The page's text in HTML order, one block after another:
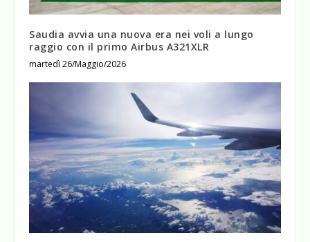
Saudia avvia una nuova era nei voli a lungo
raggio con il primo Airbus A321XLR
martedì 26/Maggio/2026